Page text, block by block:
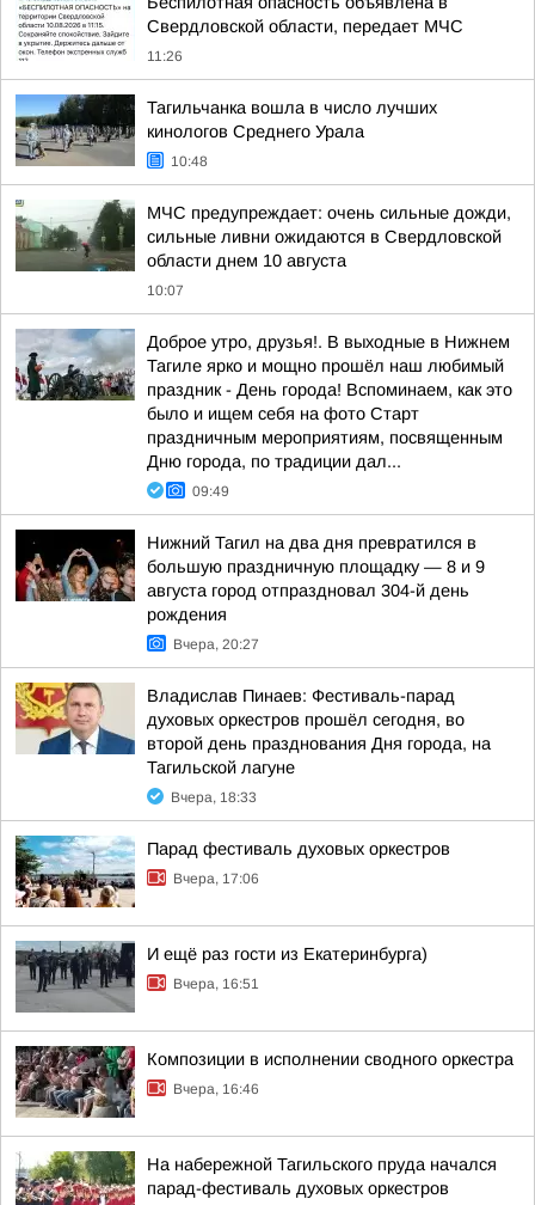
Свердловской области, передает МЧС
11:26
Тагильчанка вошла в число лучших
кинологов Среднего Урала
10:48
МЧС предупреждает: очень сильные дожди,
сильные ливни ожидаются в Свердловской
области днем 10 августа
10:07
Доброе утро, друзья!. В выходные в Нижнем
Тагиле ярко и мощно прошёл наш любимый
праздник - День города! Вспоминаем, как это
было и ищем себя на фото Cтарт
праздничным мероприятиям, посвященным
Дню города, по традиции дал...
09:49
Нижний Тагил на два дня превратился в
большую праздничную площадку — 8 и 9
августа город отпраздновал 304-й день
рождения
Вчера, 20:27
Владислав Пинаев: Фестиваль-парад
духовых оркестров прошёл сегодня, во
второй день празднования Дня города, на
Тагильской лагуне
Вчера, 18:33
Парад фестиваль духовых оркестров
Вчера, 17:06
И ещё раз гости из Екатеринбурга)
Вчера, 16:51
Композиции в исполнении сводного оркестра
Вчера, 16:46
На набережной Тагильского пруда начался
парад-фестиваль духовых оркестров